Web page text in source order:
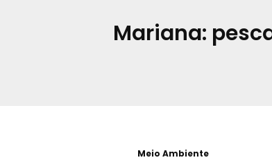
Mariana:
Meio Ambiente